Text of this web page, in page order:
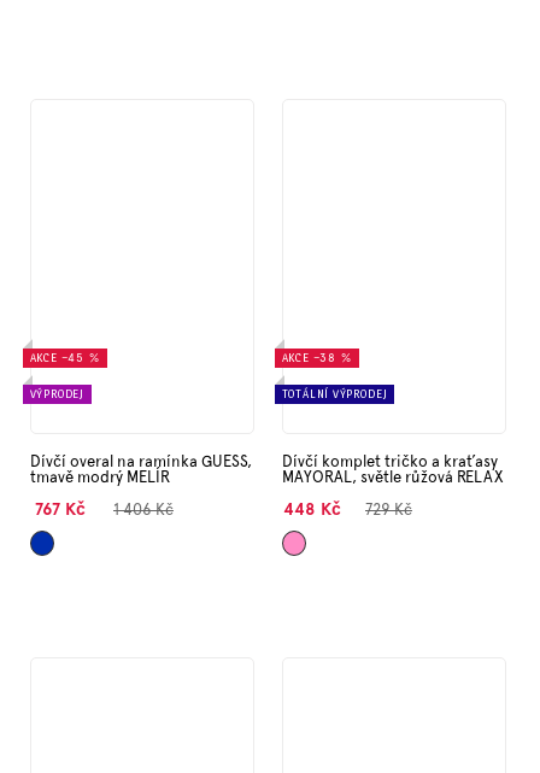
AKCE –45 %
VÝPRODEJ
Dívčí overal na ramínka GUESS,
tmavě modrý MELÍR
767 Kč 1 406 Kč
Tmavě
AKCE –38 %
TOTÁLNÍ VÝPRODEJ
Dívčí komplet tričko a kraťasy
MAYORAL, světle růžová RELAX
448 Kč 729 Kč
Růžová